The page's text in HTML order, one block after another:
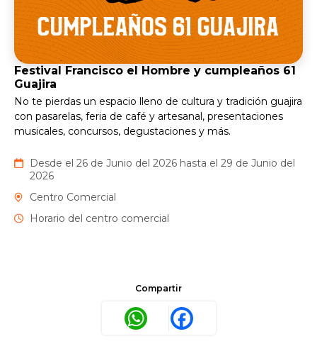
Festival Francisco el Hombre y cumpleaños 61
Guajira
No te pierdas un espacio lleno de cultura y tradición guajira
con pasarelas, feria de café y artesanal, presentaciones
musicales, concursos, degustaciones y más.
Desde el 26 de Junio del 2026 hasta el 29 de Junio del
2026
Centro Comercial
Horario del centro comercial
Compartir
WhatsAppFacebook